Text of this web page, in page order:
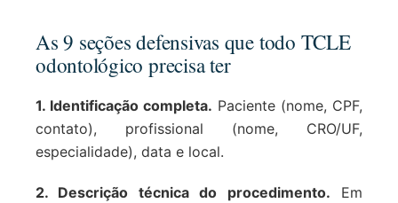
As 9 seções defensivas que todo TCLE
odontológico precisa ter
1. Identificação completa. Paciente (nome, CPF,
contato), profissional (nome, CRO/UF,
especialidade), data e local.
2. Descrição técnica do procedimento. Em